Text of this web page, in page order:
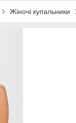
Жіночі купальники